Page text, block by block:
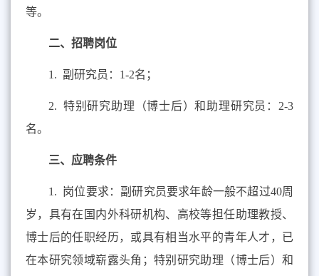
等。
二、招聘岗位
1. 副研究员： 1-2名；
2. 特别研究助理（博士后）和助理研究员： 2-3
名。
三、应聘条件
1. 岗位要求：副研究员要求年龄一般不超过40周
岁，具有在国内外科研机构、高校等担任助理教授、
博士后的任职经历，或具有相当水平的青年人才，已
在本研究领域崭露头角；特别研究助理（博士后）和